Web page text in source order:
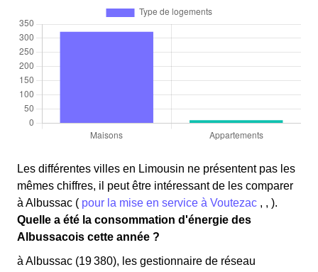
Les différentes villes en Limousin ne présentent pas les
mêmes chiffres, il peut être intéressant de les comparer
à Albussac ( pour la mise en service à Voutezac , , ).
Quelle a été la consommation d'énergie des
Albussacois cette année ?
à Albussac (19 380), les gestionnaire de réseau